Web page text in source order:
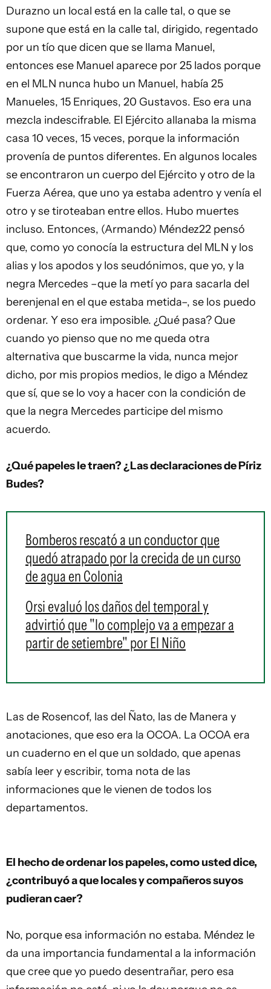
Durazno un local está en la calle tal, o que se
supone que está en la calle tal, dirigido, regentado
por un tío que dicen que se llama Manuel,
entonces ese Manuel aparece por 25 lados porque
en el MLN nunca hubo un Manuel, había 25
Manueles, 15 Enriques, 20 Gustavos. Eso era una
mezcla indescifrable. El Ejército allanaba la misma
casa 10 veces, 15 veces, porque la información
provenía de puntos diferentes. En algunos locales
se encontraron un cuerpo del Ejército y otro de la
Fuerza Aérea, que uno ya estaba adentro y venía el
otro y se tiroteaban entre ellos. Hubo muertes
incluso. Entonces, (Armando) Méndez22 pensó
que, como yo conocía la estructura del MLN y los
alias y los apodos y los seudónimos, que yo, y la
negra Mercedes –que la metí yo para sacarla del
berenjenal en el que estaba metida–, se los puedo
ordenar. Y eso era imposible. ¿Qué pasa? Que
cuando yo pienso que no me queda otra
alternativa que buscarme la vida, nunca mejor
dicho, por mis propios medios, le digo a Méndez
que sí, que se lo voy a hacer con la condición de
que la negra Mercedes participe del mismo
acuerdo.
¿Qué papeles le traen? ¿Las declaraciones de Píriz
Budes?
Bomberos rescató a un conductor que
quedó atrapado por la crecida de un curso
de agua en Colonia
Orsi evaluó los daños del temporal y
advirtió que "lo complejo va a empezar a
partir de setiembre" por El Niño
Las de Rosencof, las del Ñato, las de Manera y
anotaciones, que eso era la OCOA. La OCOA era
un cuaderno en el que un soldado, que apenas
sabía leer y escribir, toma nota de las
informaciones que le vienen de todos los
departamentos.
El hecho de ordenar los papeles, como usted dice,
¿contribuyó a que locales y compañeros suyos
pudieran caer?
No, porque esa información no estaba. Méndez le
da una importancia fundamental a la información
que cree que yo puedo desentrañar, pero esa